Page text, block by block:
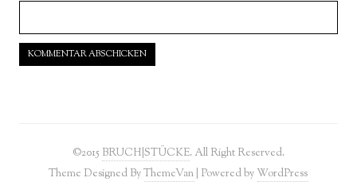
©2015 BRUCH|STÜCKE. All Right Reserved.
Theme Designed ByThemeVan | Powered by WordPress